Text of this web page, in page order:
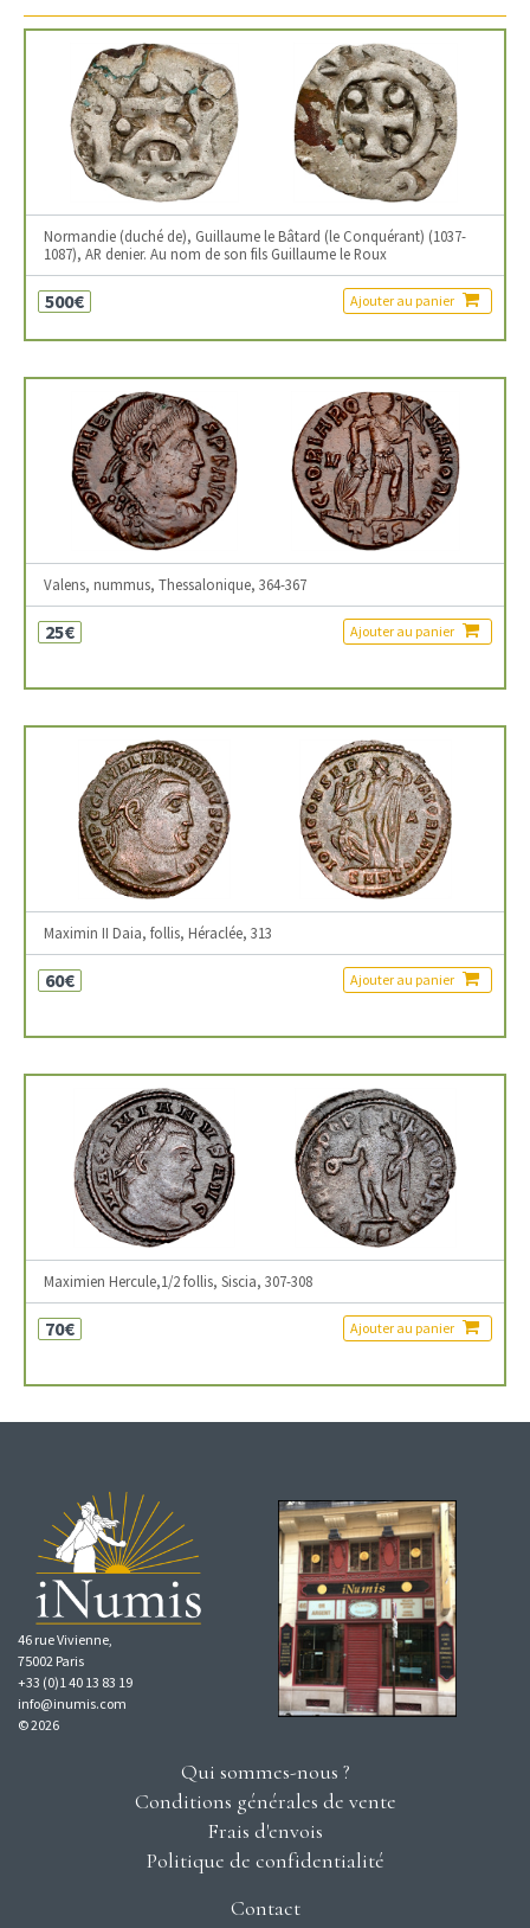
Normandie (duché de), Guillaume le Bâtard (le Conquérant) (1037-
1087), AR denier. Au nom de son fils Guillaume le Roux
500€ Ajouter au panier
Valens, nummus, Thessalonique, 364-367
25€ Ajouter au panier
Maximin II Daia, follis, Héraclée, 313
60€ Ajouter au panier
Maximien Hercule,1/2 follis, Siscia, 307-308
70€ Ajouter au panier
46 rue Vivienne,
75002 Paris
+33 (0)1 40 13 83 19
info@inumis.com
© 2026
Qui sommes-nous ?
Conditions générales de vente
Frais d'envois
Politique de confidentialité
Contact